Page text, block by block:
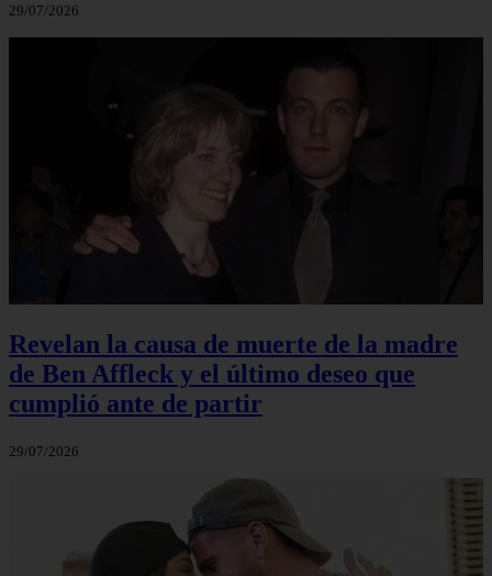
29/07/2026
Revelan la causa de muerte de la madre
de Ben Affleck y el último deseo que
cumplió ante de partir
29/07/2026